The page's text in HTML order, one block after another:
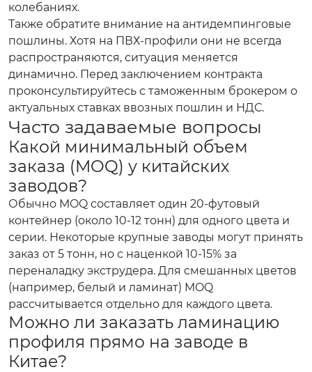
колебаниях.
Также обратите внимание на антидемпинговые
пошлины. Хотя на ПВХ-профили они не всегда
распространяются, ситуация меняется
динамично. Перед заключением контракта
проконсультируйтесь с таможенным брокером о
актуальных ставках ввозных пошлин и НДС.
Часто задаваемые вопросы
Какой минимальный объем
заказа (MOQ) у китайских
заводов?
Обычно MOQ составляет один 20-футовый
контейнер (около 10-12 тонн) для одного цвета и
серии. Некоторые крупные заводы могут принять
заказ от 5 тонн, но с наценкой 10-15% за
переналадку экструдера. Для смешанных цветов
(например, белый и ламинат) MOQ
рассчитывается отдельно для каждого цвета.
Можно ли заказать ламинацию
профиля прямо на заводе в
Китае?